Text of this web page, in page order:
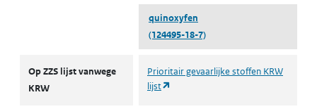
quinoxyfen
(124495-18-7)
Op ZZS lijst vanwege
KRW
Prioritair gevaarlijke stoffen KRW
lijst